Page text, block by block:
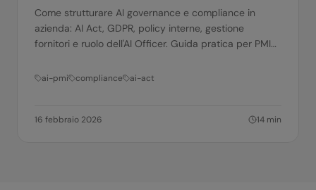
Come strutturare AI governance e compliance in
azienda: AI Act, GDPR, policy interne, gestione
fornitori e ruolo dell'AI Officer. Guida pratica per PMI
ai-pmi compliance ai-act
16 febbraio 2026 14 min